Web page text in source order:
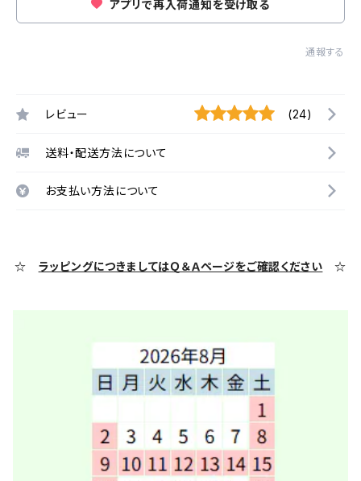
アプリで再入荷通知を受け取る
通報する
レビュー (24)
送料・配送方法について
お支払い方法について
☆ ラッピングにつきましてはＱ＆Ａページをご確認ください ☆